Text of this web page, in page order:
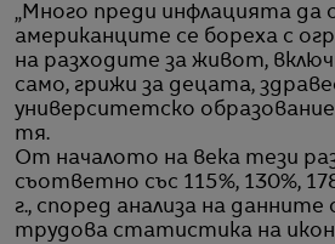
„Много преди инфлацията да
американците се бореха с
на разходите за живот,
само, грижи за децата,
университетско образование
тя.
От началото на века тези
съответно със 115%, 130%,
г., според анализа на
трудова статистика на